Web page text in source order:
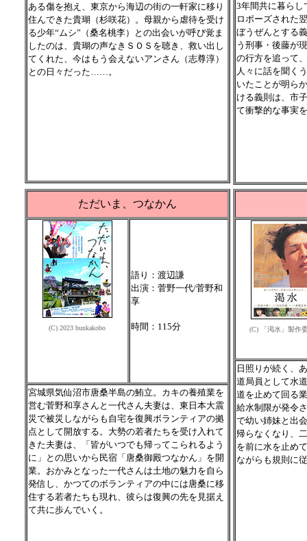
ある傷を抱え、東京から海辺の街の一軒家に移り
住んできた貴瑚（杉咲花）。母親から虐待を受け
る少年“ムシ”（桑名桃李）との出会いが呼び覚ま
したのは、貴瑚の声なきＳＯＳを聴き、救い出し
てくれた、今はもう会えないアンさん（志尊淳）
との日々だった……。
3年間共に暮らし
ロポーズされた
ぼうぜんとする
う刑事・後藤が
の行方を追って
人々に話を聞く
いたことが明ら
ける義則は、市
て衝撃的な事実
ただいま、つなかん
(C) 2023 bunkakobo
語り：渡辺謙
出演：菅野一代/菅野和
享
時間：115分
宮城県気仙沼市唐桑半島の鮪立。カキの養殖業を
営む菅野和享さんと一代さん夫妻は、東日本大震
災で被災しながらも自宅を復興ボランティアの拠
点として開放する。大勢の若者たちを受け入れて
きた夫妻は、「皆がいつでも帰ってこられるよう
に」との思いから民宿「唐桑御殿つなかん」を開
業。おかみとなった一代さんは土地の魅力を自ら
発信し、かつてのボランティアの中には唐桑に移
住する若者たちも現れ、彼らは復興の先を見据え
て共に歩んでいく。
(C) 「渇水」製作
日照りが続く、
道局員として水
道を止めて回る
給水制限が発令
で幼い姉妹と出
帰らなくなり、
を前に水を止め
ながらも規則に